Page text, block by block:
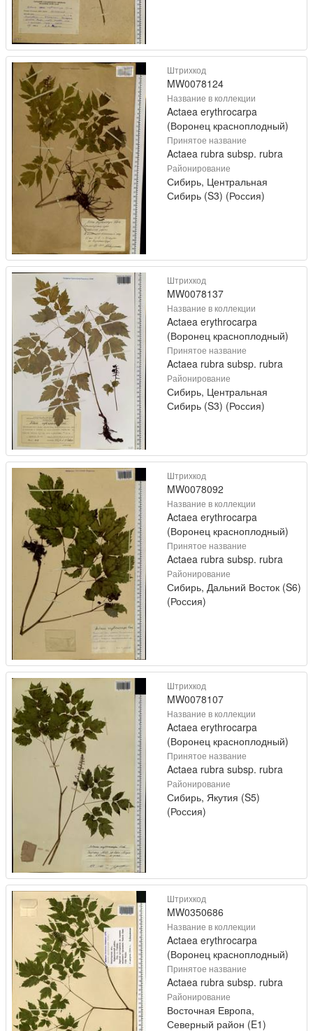
Штрихкод
MW0078124
Название в коллекции
Actaea erythrocarpa
(Воронец красноплодный)
Принятое название
Actaea rubra subsp. rubra
Районирование
Сибирь, Центральная
Сибирь (S3) (Россия)
Штрихкод
MW0078137
Название в коллекции
Actaea erythrocarpa
(Воронец красноплодный)
Принятое название
Actaea rubra subsp. rubra
Районирование
Сибирь, Центральная
Сибирь (S3) (Россия)
Штрихкод
MW0078092
Название в коллекции
Actaea erythrocarpa
(Воронец красноплодный)
Принятое название
Actaea rubra subsp. rubra
Районирование
Сибирь, Дальний Восток (S6)
(Россия)
Штрихкод
MW0078107
Название в коллекции
Actaea erythrocarpa
(Воронец красноплодный)
Принятое название
Actaea rubra subsp. rubra
Районирование
Сибирь, Якутия (S5)
(Россия)
Штрихкод
MW0350686
Название в коллекции
Actaea erythrocarpa
(Воронец красноплодный)
Принятое название
Actaea rubra subsp. rubra
Районирование
Восточная Европа,
Северный район (E1)